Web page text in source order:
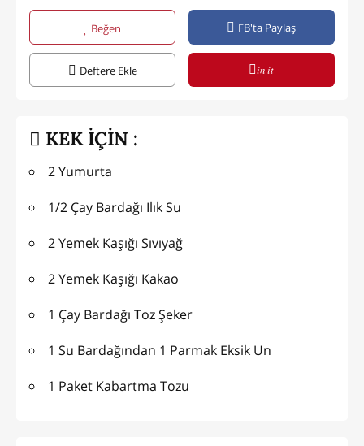
Beğen FB'ta Paylaş
Deftere Ekle in it
KEK İÇİN :
2 Yumurta
1/2 Çay Bardağı Ilık Su
2 Yemek Kaşığı Sıvıyağ
2 Yemek Kaşığı Kakao
1 Çay Bardağı Toz Şeker
1 Su Bardağından 1 Parmak Eksik Un
1 Paket Kabartma Tozu